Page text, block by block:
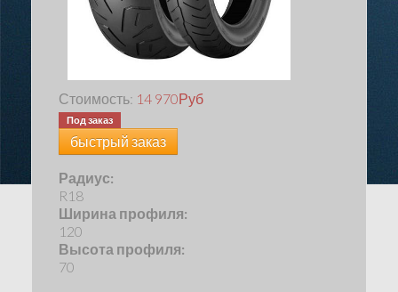
Стоимость: 14 970Руб
Под заказ
быстрый заказ
Радиус:
R18
Ширина профиля:
120
Высота профиля:
70